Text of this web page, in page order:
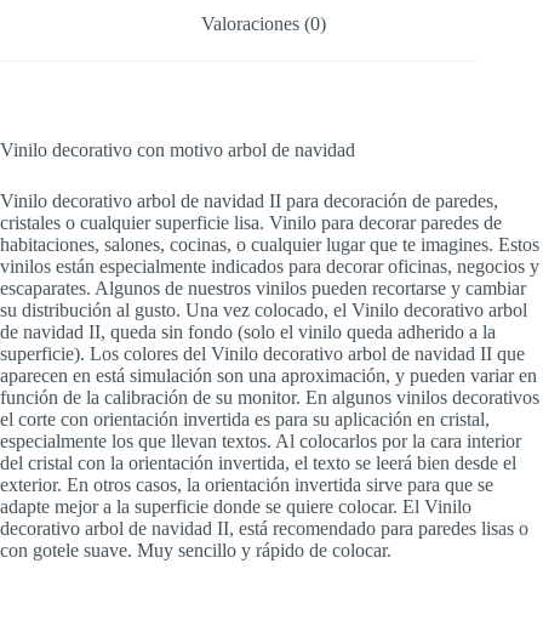
Valoraciones (0)
Vinilo decorativo con motivo arbol de navidad
Vinilo decorativo arbol de navidad II para decoración de paredes,
cristales o cualquier superficie lisa. Vinilo para decorar paredes de
habitaciones, salones, cocinas, o cualquier lugar que te imagines. Estos
vinilos están especialmente indicados para decorar oficinas, negocios y
escaparates. Algunos de nuestros vinilos pueden recortarse y cambiar
su distribución al gusto. Una vez colocado, el Vinilo decorativo arbol
de navidad II, queda sin fondo (solo el vinilo queda adherido a la
superficie). Los colores del Vinilo decorativo arbol de navidad II que
aparecen en está simulación son una aproximación, y pueden variar en
función de la calibración de su monitor. En algunos vinilos decorativos
el corte con orientación invertida es para su aplicación en cristal,
especialmente los que llevan textos. Al colocarlos por la cara interior
del cristal con la orientación invertida, el texto se leerá bien desde el
exterior. En otros casos, la orientación invertida sirve para que se
adapte mejor a la superficie donde se quiere colocar. El Vinilo
decorativo arbol de navidad II, está recomendado para paredes lisas o
con gotele suave. Muy sencillo y rápido de colocar.